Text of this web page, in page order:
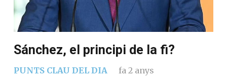
Sánchez, el principi de la fi?
PUNTS CLAU DEL DIA fa 2 anys